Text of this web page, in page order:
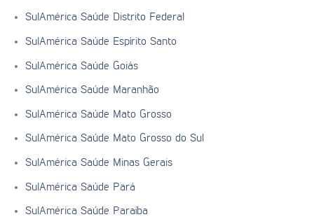
SulAmérica Saúde Distrito Federal
SulAmérica Saúde Espírito Santo
SulAmérica Saúde Goiás
SulAmérica Saúde Maranhão
SulAmérica Saúde Mato Grosso
SulAmérica Saúde Mato Grosso do Sul
SulAmérica Saúde Minas Gerais
SulAmérica Saúde Pará
SulAmérica Saúde Paraíba